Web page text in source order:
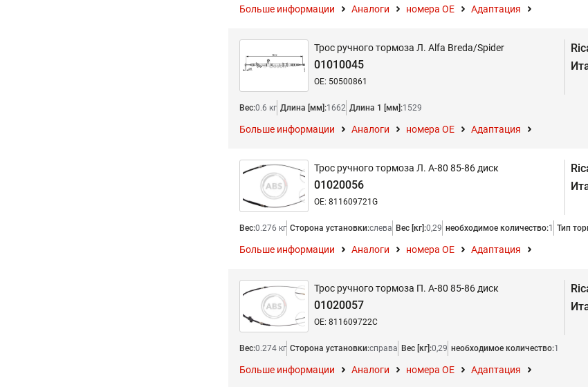
Больше информации Аналоги номера ОЕ Адаптация
Трос ручного тормоза Л. Alfa Breda/Spider
01010045
OE: 50500861
Вес:0.6 кг Длина [мм]:1662 Длина 1 [мм]:1529
Больше информации Аналоги номера ОЕ Адаптация
Трос ручного тормоза Л. A-80 85-86 диск
01020056
OE: 811609721G
Вес:0.276 кг Сторона установки:слева Вес [кг]:0,29 необходимое количество:1 Тип
Больше информации Аналоги номера ОЕ Адаптация
Трос ручного тормоза П. A-80 85-86 диск
01020057
OE: 811609722C
Вес:0.274 кг Сторона установки:справа Вес [кг]:0,29 необходимое количество:1
Больше информации Аналоги номера ОЕ Адаптация